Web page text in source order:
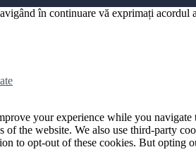
în continuare vă exprimați acordul
your experience while you
the website. We also use third-party
to opt-out of these cookies. But opting